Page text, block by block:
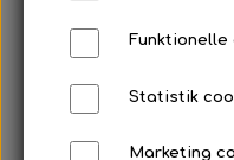
Funktionelle
Statistik
Marketing